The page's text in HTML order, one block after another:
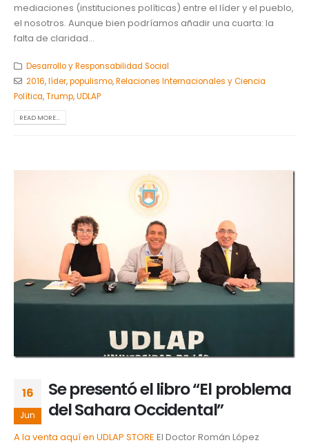
mediaciones (instituciones políticas) entre el líder y el pueblo,
el nosotros. Aunque bien podríamos añadir una cuarta: la
falta de claridad...
Desarrollo y Responsabilidad Social
2016,líder,populismo,Relaciones Internacionales y Ciencia
Política,Trump,UDLAP
READ MORE...
16
Jun
Se presentó el libro “El problema
del Sahara Occidental”
A la venta aquí en UDLAP STORE El Doctor Román López